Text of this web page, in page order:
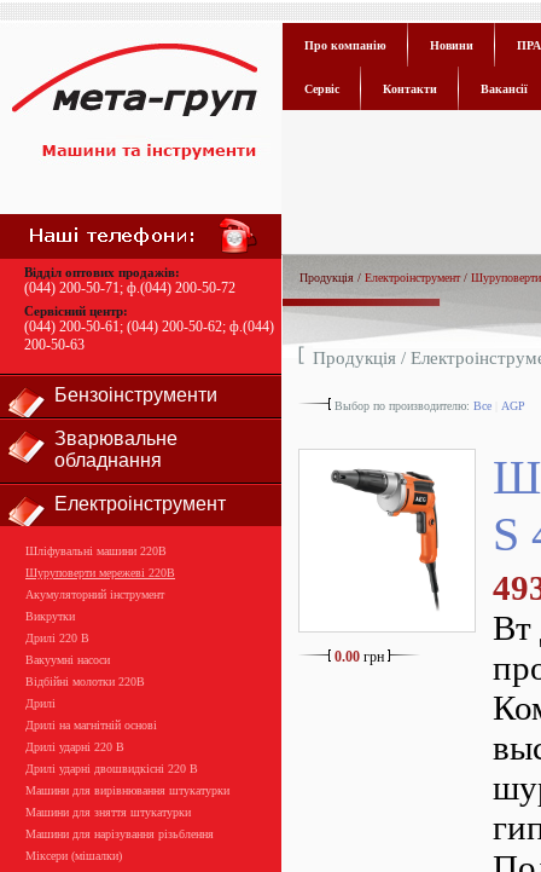
Відділ оптових продажів:
(044) 200-50-71; ф.(044) 200-50-72
Сервісний центр:
(044) 200-50-61; (044) 200-50-62; ф.(044)
200-50-63
Бензоінструменти
Зварювальне
обладнання
Електроінструмент
Шліфувальні машини 220В
Шуруповерти мережеві 220В
Акумуляторний інструмент
Викрутки
Дрилі 220 В
Вакуумні насоси
Відбійні молотки 220В
Дрилі
Дрилі на магнітній основі
Дрилі ударні 220 В
Дрилі ударні двошвидкісні 220 В
Машини для вирівнювання штукатурки
Машини для зняття штукатурки
Машини для нарізування різьблення
Міксери (мішалки)
Про компанію Новини
Сервіс Контакти Вакансії
Продукція / Електроінструмент/
Продукція /
Выбор по производителю: Все AGP
0.00 грн
S
Вт